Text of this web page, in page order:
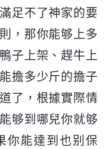
足不了神家的要
，那你能够上多
子上架、趕牛上
擔多少斤的擔子
了，根據實際情
够到哪兒你就够
你能達到也别保